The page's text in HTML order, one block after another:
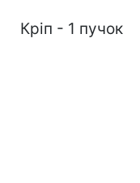
Кріп - 1 пучок